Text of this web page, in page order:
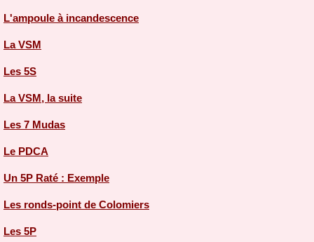
L'ampoule à incandescence
La VSM
Les 5S
La VSM, la suite
Les 7 Mudas
Le PDCA
Un 5P Raté : Exemple
Les ronds-point de Colomiers
Les 5P